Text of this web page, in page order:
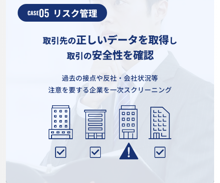
CASE05 リスク管理
取引先の正しいデータを取得し
取引の安全性を確認
過去の接点や反社・会社状況等
注意を要する企業を一次スクリーニング